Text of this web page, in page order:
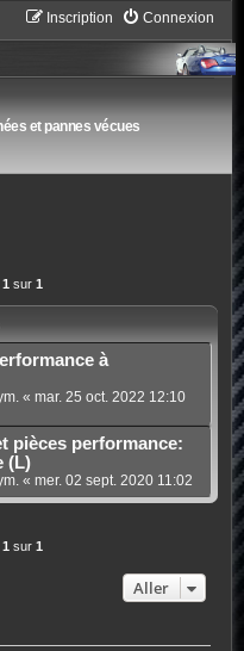
Connexion
Inscription
et pannes vécues
1 sur 1
à
« mar. 25 oct. 2022 12:10
pièces performance:
(L)
« mer. 02 sept. 2020 11:02
1 sur 1
Aller